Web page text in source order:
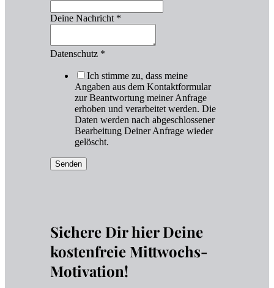
Deine Nachricht *
Datenschutz *
Ich stimme zu, dass meine
Angaben aus dem Kontaktformular
zur Beantwortung meiner Anfrage
erhoben und verarbeitet werden. Die
Daten werden nach abgeschlossener
Bearbeitung Deiner Anfrage wieder
gelöscht.
Senden
Sichere Dir hier Deine
kostenfreie Mittwochs-
Motivation!